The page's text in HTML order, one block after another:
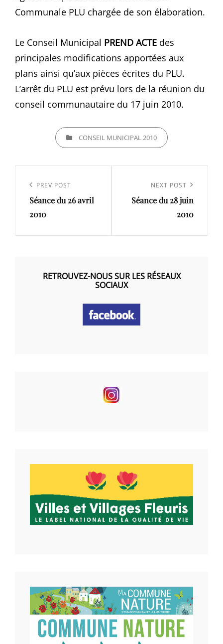
Communale PLU chargée de son élaboration.
Le Conseil Municipal PREND ACTE des
principales modifications apportées aux
plans ainsi qu’aux pièces écrites du PLU.
L’arrêt du PLU est prévu lors de la réunion du
conseil communautaire du 17 juin 2010.
CATEGORIESCONSEIL MUNICIPAL 2010
l’article
Previous
Post
PREV POST
Séance du 26 avril
2010
Post
NEXT POST
Séance du 28 juin
2010
RETROUVEZ-NOUS SUR LES RÉSEAUX
SOCIAUX